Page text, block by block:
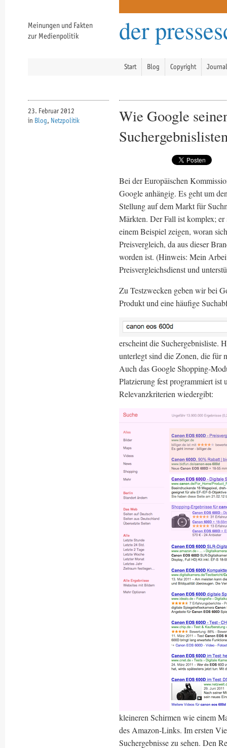
Meinungen und Fakten
zur Medienpolitik
der
Start Blog Copyright
23. Februar 2012
in Blog, Netzpolitik
Wie Google
Bei der Europäischen
Google anhängig. Es geht um
Stellung auf dem Markt für
Märkten. Der Fall ist komplex;
einem Beispiel zeigen, woran
Preisvergleich, da aus dieser
worden ist. (Hinweis: Mein
Preisvergleichsdienst und
Zu Testzwecken geben wir bei
Produkt und eine häufige
erscheint die Suchergebnisliste.
unterlegt sind die Zonen, die für
Auch das Google Shopping-
Platzierung fest programmiert ist
Relevanzkriterien wiedergibt:
kleineren Schirmen wie einem
des Amazon-Links. Im ersten
Suchergebnisse zu sehen. Den